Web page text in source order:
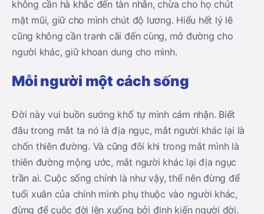
không cần hà khắc đến tàn nhẫn, chừa cho họ chút
mặt mũi, giữ cho mình chút độ lương. Hiểu hết lý lẽ
cũng không cần tranh cãi đến cùng, mở đường cho
người khác, giữ khoan dung cho mình.
Mỗi người một cách sống
Đời này vui buồn sướng khổ tự mình cảm nhận. Biết
đâu trong mắt ta nó là địa ngục, mắt người khác lại là
chốn thiên đường. Và cũng đôi khi trong mắt mình là
thiên đường mộng ước, mắt người khác lại địa ngục
trần ai. Cuộc sống chính là như vậy, thế nên đừng để
tuổi xuân của chính mình phụ thuộc vào người khác,
đừng để cuộc đời lên xuống bởi định kiến người đời.